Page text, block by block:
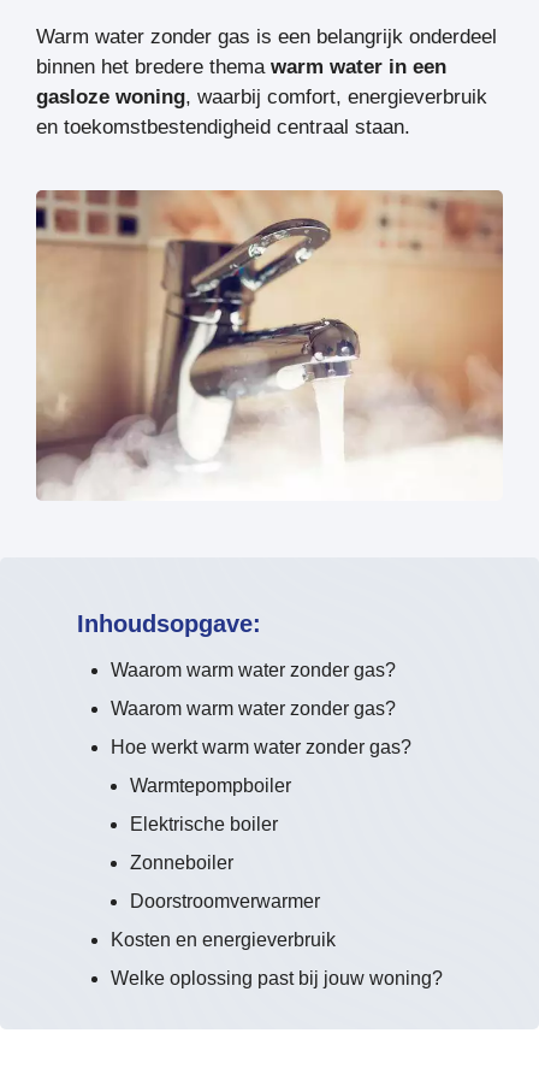
Warm water zonder gas is een belangrijk onderdeel
binnen het bredere thema warm water in een
gasloze woning, waarbij comfort, energieverbruik
en toekomstbestendigheid centraal staan.
Inhoudsopgave:
Waarom warm water zonder gas?
Waarom warm water zonder gas?
Hoe werkt warm water zonder gas?
Warmtepompboiler
Elektrische boiler
Zonneboiler
Doorstroomverwarmer
Kosten en energieverbruik
Welke oplossing past bij jouw woning?